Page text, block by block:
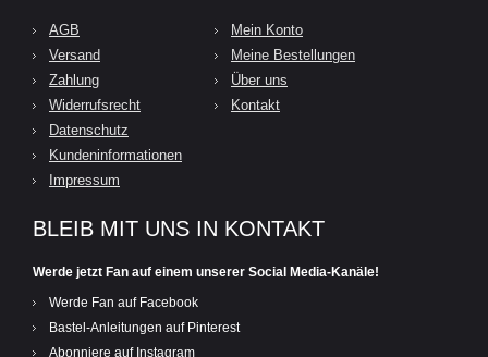
AGB
Versand
Zahlung
Widerrufsrecht
Datenschutz
Kundeninformationen
Impressum
Mein Konto
Meine Bestellungen
Über uns
Kontakt
BLEIB MIT UNS IN KONTAKT
Werde jetzt Fan auf einem unserer Social Media-Kanäle!
Werde Fan auf Facebook
Bastel-Anleitungen auf Pinterest
Abonniere auf Instagram